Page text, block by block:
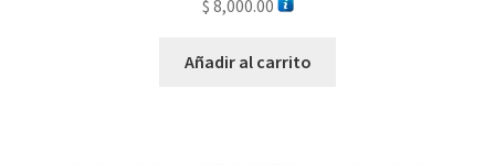
$ 8,000.00
Añadir al carrito